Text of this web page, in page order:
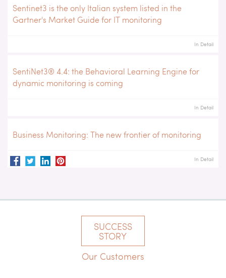
Sentinet3 is the only Italian system listed in the
Gartner's Market Guide for IT monitoring
In Detail
SentiNet3® 4.4: the Behavioral Learning Engine for
dynamic monitoring is coming
In Detail
Business Monitoring: The new frontier of monitoring
In Detail
SUCCESS
STORY
Our Customers